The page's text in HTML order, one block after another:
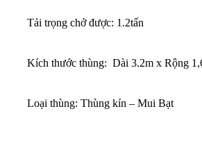
Tải trọng chở được: 1.2tấn
Kích thước thùng: Dài 3.2m x Rộng
Loại thùng: Thùng kín – Mui Bạt